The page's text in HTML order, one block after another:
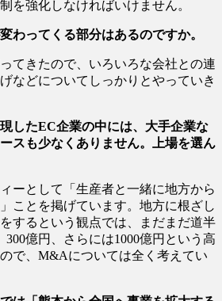
を強化しなければいけません。
ってくる部分はあるのですか。
てきたので、いろいろな会社との連
などについてしっかりとやっていき
したEC企業の中には、大手企業な
スも少なくありません。上場を選ん
ーとして「生産者と一緒に地方から
ことを掲げています。地方に根ざし
するという観点では、まだまだ道半
300億円、さらには1000億円という高
で、M&Aについては全く考えてい